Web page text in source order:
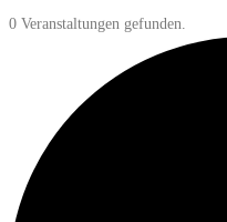
0 Veranstaltungen gefunden.